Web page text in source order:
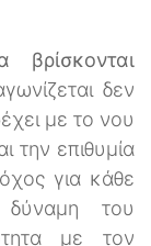
δεν
με το νου
την επιθυμία
για κάθε
του
με τον